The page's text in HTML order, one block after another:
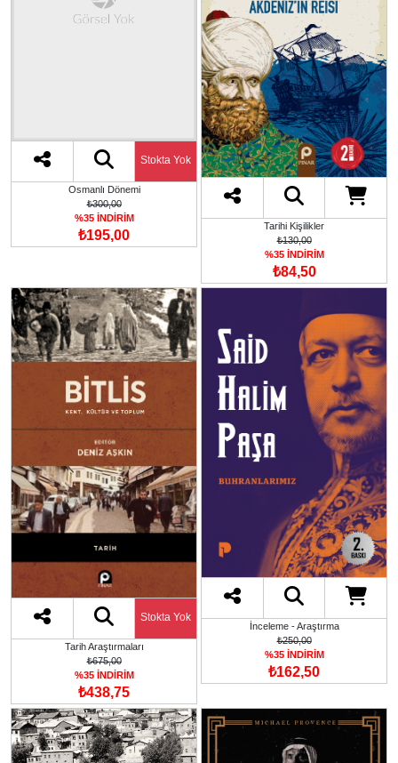
Stokta Yok
Osmanlı Dönemi
₺300,00
%35 İNDİRİM
₺195,00
Tarihi Kişilikler
₺130,00
%35 İNDİRİM
₺84,50
Stokta Yok
Tarih Araştırmaları
₺675,00
%35 İNDİRİM
₺438,75
İnceleme - Araştırma
₺250,00
%35 İNDİRİM
₺162,50